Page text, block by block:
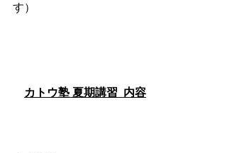
す）
カトウ塾 夏期講習  内容